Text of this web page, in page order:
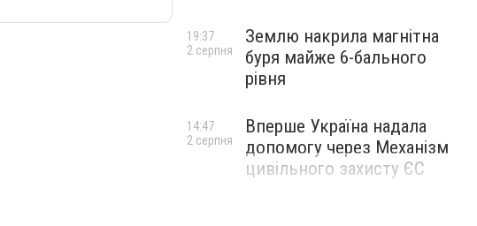
Землю накрила магнітна
буря майже 6-бального
рівня
19:37
2 серпня
Вперше Україна надала
допомогу через Механізм
цивільного захисту ЄС
14:47
2 серпня